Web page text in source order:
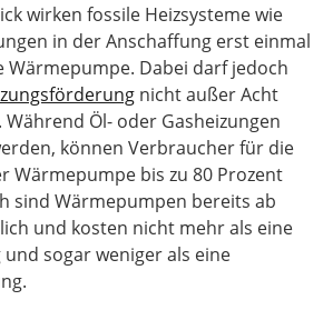
wirken fossile Heizsysteme wie
in der Anschaffung erst einmal
Wärmepumpe. Dabei darf jedoch
nicht außer Acht
Während Öl- oder Gasheizungen
können Verbraucher für die
Wärmepumpe bis zu 80 Prozent
sind Wärmepumpen bereits ab
und kosten nicht mehr als eine
und sogar weniger als eine